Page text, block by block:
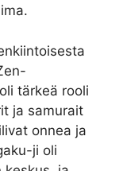
tärkeä rooli
ja samurait
onnea ja
ji oli